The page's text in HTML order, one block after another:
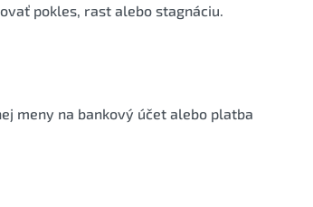
pokles, rast alebo stagnáciu.
meny na bankový účet alebo platba